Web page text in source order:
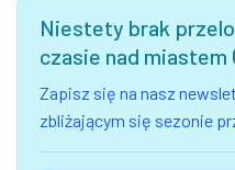
Niestety brak
czasie nad miastem
Zapisz się na nasz
zbliżającym się sezonie